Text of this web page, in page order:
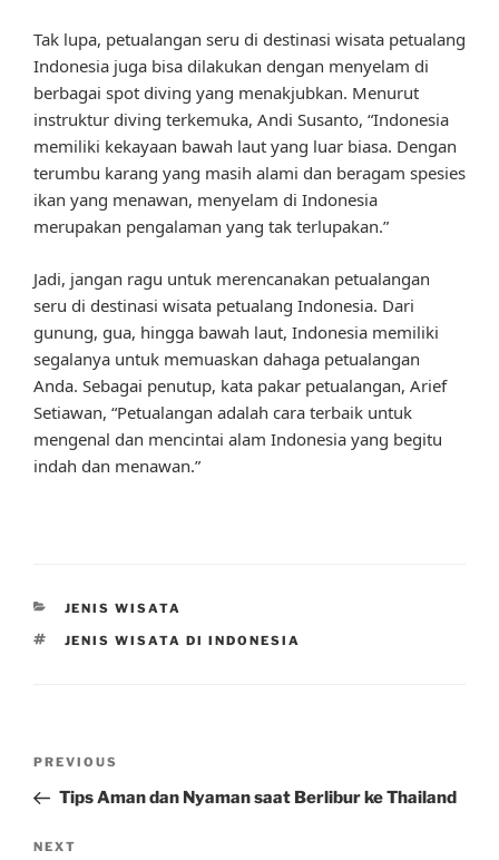
Tak lupa, petualangan seru di destinasi wisata petualang
Indonesia juga bisa dilakukan dengan menyelam di
berbagai spot diving yang menakjubkan. Menurut
instruktur diving terkemuka, Andi Susanto, “Indonesia
memiliki kekayaan bawah laut yang luar biasa. Dengan
terumbu karang yang masih alami dan beragam spesies
ikan yang menawan, menyelam di Indonesia
merupakan pengalaman yang tak terlupakan.”
Jadi, jangan ragu untuk merencanakan petualangan
seru di destinasi wisata petualang Indonesia. Dari
gunung, gua, hingga bawah laut, Indonesia memiliki
segalanya untuk memuaskan dahaga petualangan
Anda. Sebagai penutup, kata pakar petualangan, Arief
Setiawan, “Petualangan adalah cara terbaik untuk
mengenal dan mencintai alam Indonesia yang begitu
indah dan menawan.”
CATEGORIES
JENIS WISATA
TAGS
JENIS WISATA DI INDONESIA
Previous
Post
PREVIOUS
Tips Aman dan Nyaman saat Berlibur ke Thailand
Next
NEXT